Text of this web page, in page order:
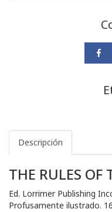
Descripción
THE RULES OF
Ed. Lorrimer Publishing
Profusamente ilustrado.